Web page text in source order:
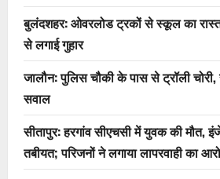
बुलंदशहर: ओवरलोड ट्रकों से स्कूल का
से लगाई गुहार
जालौन: पुलिस चौकी के पास से ट्रॉली चोरी,
सवाल
सीतापुर: हरगांव सीएचसी में युवक की मौत,
तबीयत; परिजनों ने लगाया लापरवाही का